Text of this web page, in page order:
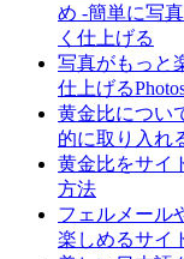
め -簡単に写
く仕上げる
写真がもっと
仕上げる
黄金比につい
的に取り入れ
黄金比をサイ
方法
フェルメール
楽しめるサイ